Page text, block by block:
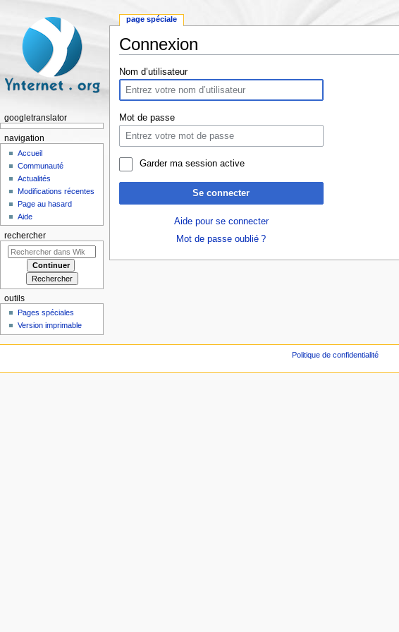
Connexion
Nom d’utilisateur
Mot de passe
Garder ma session active
Se connecter
Aide pour se connecter
Mot de passe oublié ?
page spéciale
googletranslator
navigation
Accueil
Communauté
Actualités
Modifications récentes
Page au hasard
Aide
rechercher
outils
Pages spéciales
Version imprimable
Politique de confidentialité